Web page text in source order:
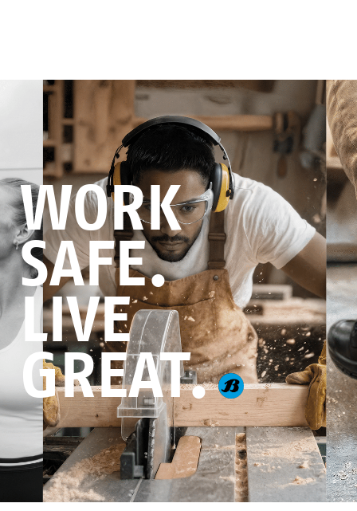
WORK
SAFE.
LIVE
GREAT.